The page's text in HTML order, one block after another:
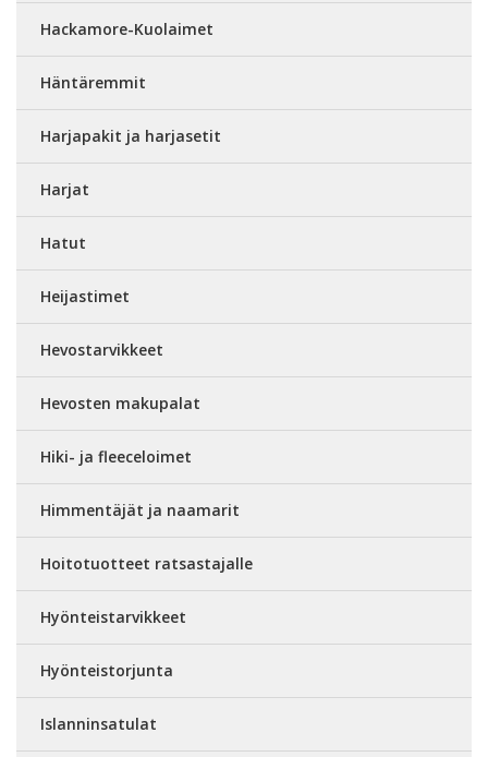
Hackamore-Kuolaimet
Häntäremmit
Harjapakit ja harjasetit
Harjat
Hatut
Heijastimet
Hevostarvikkeet
Hevosten makupalat
Hiki- ja fleeceloimet
Himmentäjät ja naamarit
Hoitotuotteet ratsastajalle
Hyönteistarvikkeet
Hyönteistorjunta
Islanninsatulat